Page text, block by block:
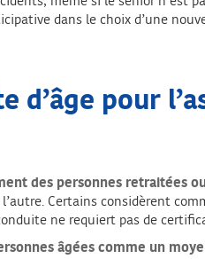
dans le choix d’une
d’âge pour
des personnes retraitées
Certains considèrent
ne requiert pas de
âgées comme un